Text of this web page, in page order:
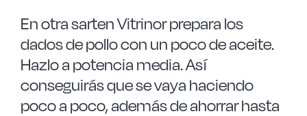
En otra sarten Vitrinor prepara los
dados de pollo con un poco de aceite.
Hazlo a potencia media. Así
conseguirás que se vaya haciendo
poco a poco, además de ahorrar hasta